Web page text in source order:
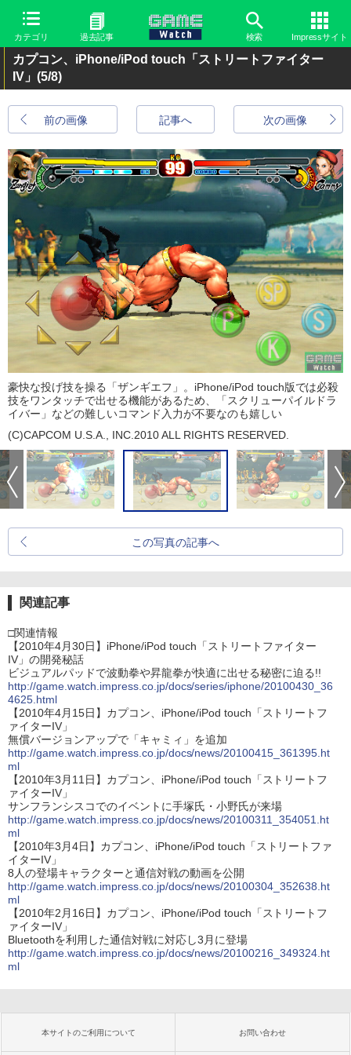
カテゴリ 過去記事 検索 Impressサイト
カプコン、iPhone/iPod touch「ストリートファイター
IV」 (5/8)
前の画像 次の画像
記事へ
豪快な投げ技を操る「ザンギエフ」。iPhone/iPod touch版では必殺
技をワンタッチで出せる機能があるため、「スクリューパイルドラ
イバー」などの難しいコマンド入力が不要なのも嬉しい
(C)CAPCOM U.S.A., INC.2010 ALL RIGHTS RESERVED.
この写真の記事へ
関連記事
□関連情報
【2010年4月30日】iPhone/iPod touch「ストリートファイター
IV」の開発秘話
ビジュアルパッドで波動拳や昇龍拳が快適に出せる秘密に迫る!!
http://game.watch.impress.co.jp/docs/series/iphone/20100430_36
4625.html
【2010年4月15日】カプコン、iPhone/iPod touch「ストリートフ
ァイターIV」
無償バージョンアップで「キャミィ」を追加
http://game.watch.impress.co.jp/docs/news/20100415_361395.ht
ml
【2010年3月11日】カプコン、iPhone/iPod touch「ストリートフ
ァイターIV」
サンフランシスコでのイベントに手塚氏・小野氏が来場
http://game.watch.impress.co.jp/docs/news/20100311_354051.ht
ml
【2010年3月4日】カプコン、iPhone/iPod touch「ストリートファ
イターIV」
8人の登場キャラクターと通信対戦の動画を公開
http://game.watch.impress.co.jp/docs/news/20100304_352638.ht
ml
【2010年2月16日】カプコン、iPhone/iPod touch「ストリートフ
ァイターIV」
Bluetoothを利用した通信対戦に対応し3月に登場
http://game.watch.impress.co.jp/docs/news/20100216_349324.ht
ml
本サイトのご利用について お問い合わせ